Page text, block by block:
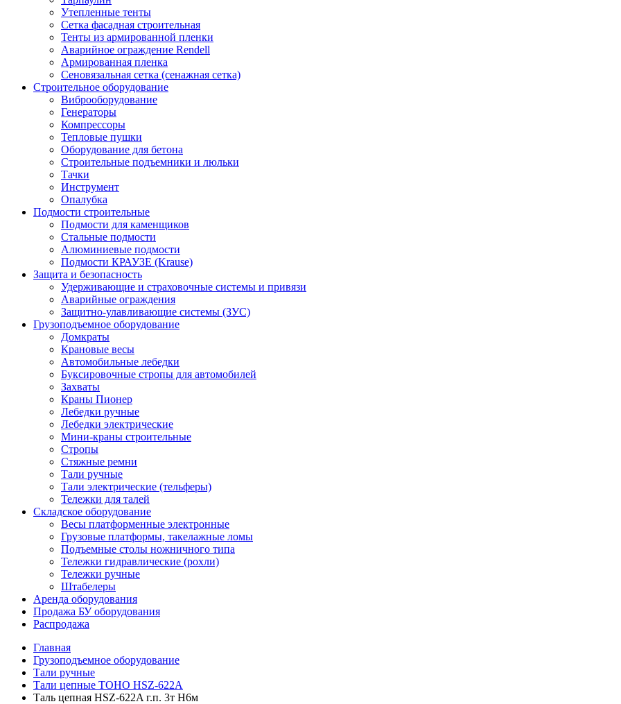
Утепленные тенты
Сетка фасадная строительная
Тенты из армированной пленки
Аварийное ограждение Rendell
Армированная пленка
Сеновязальная сетка (сенажная сетка)
Строительное оборудование
Виброоборудование
Генераторы
Компрессоры
Тепловые пушки
Оборудование для бетона
Строительные подъемники и люльки
Тачки
Инструмент
Опалубка
Подмости строительные
Подмости для каменщиков
Стальные подмости
Алюминиевые подмости
Подмости КРАУЗЕ (Krause)
Защита и безопасность
Удерживающие и страховочные системы и привязи
Аварийные ограждения
Защитно-улавливающие системы (ЗУС)
Грузоподъемное оборудование
Домкраты
Крановые весы
Автомобильные лебедки
Буксировочные стропы для автомобилей
Захваты
Краны Пионер
Лебедки ручные
Лебедки электрические
Мини-краны строительные
Стропы
Стяжные ремни
Тали ручные
Тали электрические (тельферы)
Тележки для талей
Складское оборудование
Весы платформенные электронные
Грузовые платформы, такелажные ломы
Подъемные столы ножничного типа
Тележки гидравлические (рохли)
Тележки ручные
Штабелеры
Аренда оборудования
Продажа БУ оборудования
Распродажа
Главная
Грузоподъемное оборудование
Тали ручные
Тали цепные TOHO HSZ-622А
Таль цепная HSZ-622A г.п. 3т H6м